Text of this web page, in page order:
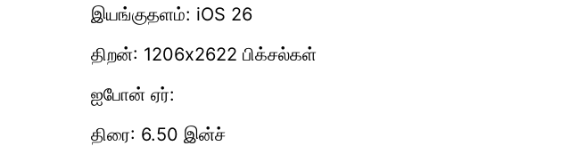
இயங்குதளம்: iOS 26
திறன்: 1206x2622 பிக்சல்கள்
ஐபோன் ஏர்:
திரை: 6.50 இன்ச்